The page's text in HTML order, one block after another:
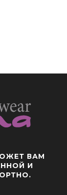
ВАМ
И